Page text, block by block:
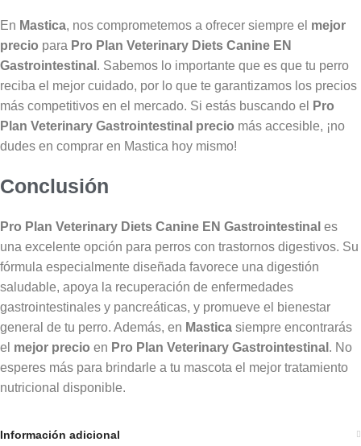
En Mastica, nos comprometemos a ofrecer siempre el mejor
precio para Pro Plan Veterinary Diets Canine EN
Gastrointestinal . Sabemos lo importante que es que tu perro
reciba el mejor cuidado, por lo que te garantizamos los precios
más competitivos en el mercado. Si estás buscando el
Pro
Plan Veterinary Gastrointestinal precio más accesible, ¡no
dudes en comprar en Mastica hoy mismo!
Conclusión
Pro Plan Veterinary Diets Canine EN Gastrointestinal es
una excelente opción para perros con trastornos digestivos. Su
fórmula especialmente diseñada favorece una digestión
saludable, apoya la recuperación de enfermedades
gastrointestinales y pancreáticas, y promueve el bienestar
general de tu perro. Además, en Mastica siempre encontrarás
el mejor precio en Pro Plan Veterinary Gastrointestinal . No
esperes más para brindarle a tu mascota el mejor tratamiento
nutricional disponible.
Información adicional